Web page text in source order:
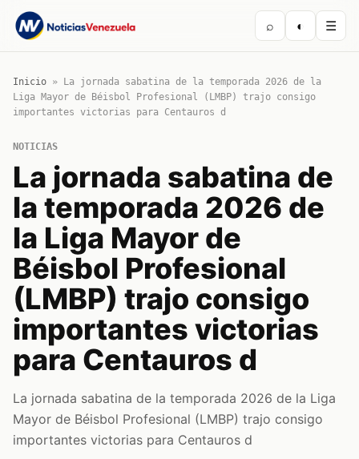
⌕ ◐ ☰
Inicio »
La jornada sabatina de la temporada 2026 de la
Liga Mayor de Béisbol Profesional (LMBP) trajo consigo
importantes victorias para Centauros d
NOTICIAS
La jornada sabatina de
la temporada 2026 de
la Liga Mayor de
Béisbol Profesional
(LMBP) trajo consigo
importantes victorias
para Centauros d
La jornada sabatina de la temporada 2026 de la Liga
Mayor de Béisbol Profesional (LMBP) trajo consigo
importantes victorias para Centauros d